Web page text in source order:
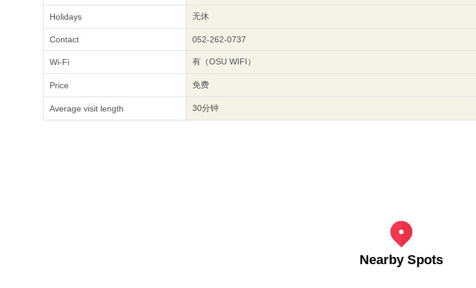
Holidays 无休
Contact 052-262-0737
Wi-Fi 有（OSU WIFI）
Price 免费
Average visit length 30分钟
Nearby Spots